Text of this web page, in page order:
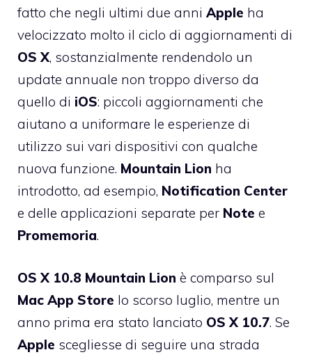
fatto che negli ultimi due anni Apple ha
velocizzato molto il ciclo di aggiornamenti di
OS X, sostanzialmente rendendolo un
update annuale non troppo diverso da
quello di iOS: piccoli aggiornamenti che
aiutano a uniformare le esperienze di
utilizzo sui vari dispositivi con qualche
nuova funzione. Mountain Lion ha
introdotto, ad esempio, Notification Center
e delle applicazioni separate per Note e
Promemoria.
OS X 10.8 Mountain Lion è comparso sul
Mac App Store lo scorso luglio, mentre un
anno prima era stato lanciato OS X 10.7. Se
Apple scegliesse di seguire una strada